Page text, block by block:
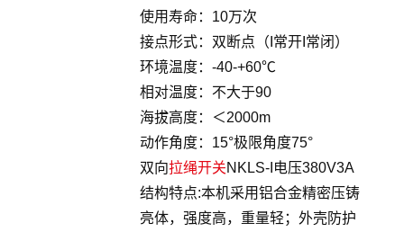
使用寿命：10万次
接点形式：双断点（I常开I常闭）
环境温度：-40-+60℃
相对温度：不大于90
海拔高度：＜2000m
动作角度：15°极限角度75°
双向拉绳开关NKLS-I电压380V3A
结构特点:本机采用铝合金精密压铸
亮体，强度高，重量轻；外壳防护